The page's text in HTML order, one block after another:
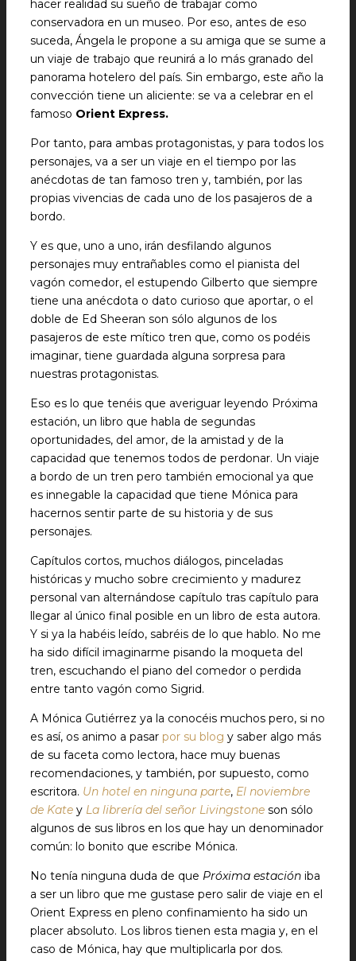
hacer realidad su sueño de trabajar como
conservadora en un museo. Por eso, antes de eso
suceda, Ángela le propone a su amiga que se sume a
un viaje de trabajo que reunirá a lo más granado del
panorama hotelero del país. Sin embargo, este año la
convección tiene un aliciente: se va a celebrar en el
famoso Orient Express.
Por tanto, para ambas protagonistas, y para todos los
personajes, va a ser un viaje en el tiempo por las
anécdotas de tan famoso tren y, también, por las
propias vivencias de cada uno de los pasajeros de a
bordo.
Y es que, uno a uno, irán desfilando algunos
personajes muy entrañables como el pianista del
vagón comedor, el estupendo Gilberto que siempre
tiene una anécdota o dato curioso que aportar, o el
doble de Ed Sheeran son sólo algunos de los
pasajeros de este mítico tren que, como os podéis
imaginar, tiene guardada alguna sorpresa para
nuestras protagonistas.
Eso es lo que tenéis que averiguar leyendo Próxima
estación, un libro que habla de segundas
oportunidades, del amor, de la amistad y de la
capacidad que tenemos todos de perdonar. Un viaje
a bordo de un tren pero también emocional ya que
es innegable la capacidad que tiene Mónica para
hacernos sentir parte de su historia y de sus
personajes.
Capítulos cortos, muchos diálogos, pinceladas
históricas y mucho sobre crecimiento y madurez
personal van alternándose capítulo tras capítulo para
llegar al único final posible en un libro de esta autora.
Y si ya la habéis leído, sabréis de lo que hablo. No me
ha sido difícil imaginarme pisando la moqueta del
tren, escuchando el piano del comedor o perdida
entre tanto vagón como Sigrid.
A Mónica Gutiérrez ya la conocéis muchos pero, si no
es así, os animo a pasar por su blog y saber algo más
de su faceta como lectora, hace muy buenas
recomendaciones, y también, por supuesto, como
escritora. Un hotel en ninguna parte, El noviembre
de Kate y La librería del señor Livingstone son sólo
algunos de sus libros en los que hay un denominador
común: lo bonito que escribe Mónica.
No tenía ninguna duda de que Próxima estación iba
a ser un libro que me gustase pero salir de viaje en el
Orient Express en pleno confinamiento ha sido un
placer absoluto. Los libros tienen esta magia y, en el
caso de Mónica, hay que multiplicarla por dos.